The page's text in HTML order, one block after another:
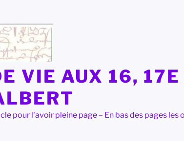
VIE AUX 16,
pour l'avoir pleine page – En bas des pages